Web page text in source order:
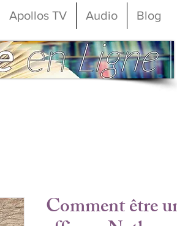
Apollos TV Audio Blog
Comment être